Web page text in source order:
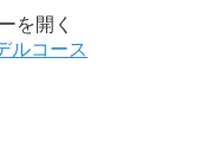
を開く
ルコース